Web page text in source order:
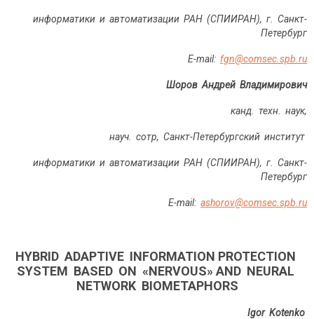
информатики и автоматизации РАН (СПИИРАН), г. Санкт-
Петербург
Е-mail: fgn@comsec.spb.ru
Шоров Андрей Владимирович
канд. техн. наук,
науч. сотр, Санкт-Петербургский институт
информатики и автоматизации РАН (СПИИРАН), г. Санкт-
Петербург
Е-mail: ashorov@comsec.spb.ru
HYBRID ADAPTIVE INFORMATION PROTECTION
SYSTEM BASED ON «NERVOUS» AND NEURAL
NETWORK BIOMETAPHORS
Igor Kotenko